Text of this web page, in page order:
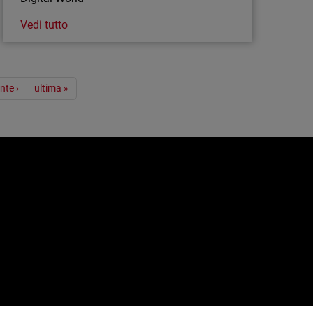
Vedi tutto
› ultima »